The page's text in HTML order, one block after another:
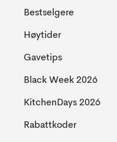
Bestselgere
Høytider
Gavetips
Black Week 2026
KitchenDays 2026
Rabattkoder